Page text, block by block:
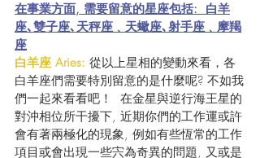
在事業方面, 需要留意的星座包括:  白羊
座､雙子座､天秤座﹑天蠍座､射手座﹑摩羯
座
白羊座 Aries: 從以上星相的變動來看，各
白羊座們需要特別留意的是什麼呢? 不如我
們一起來看看吧！  在金星與逆行海王星的
對沖相位所干擾下, 近期你們的工作運或許
會有著兩極化的現象, 例如有些恆常的工作
項目或會出現一些宍為奇異的問題, 又或是